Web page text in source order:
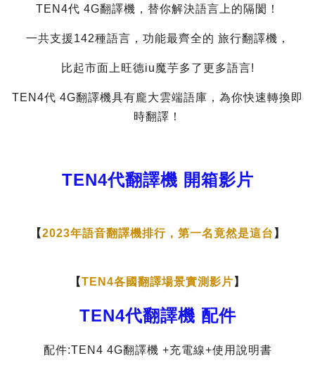
TEN4代 4G翻譯機，替你解決語言上的隔閡！
一共支援142種語言，功能最齊全的 旅行翻譯機，
比起市面上旺德iu魔芋多了更多語言!
TEN4代 4G翻譯機具有龐大雲端語庫，為你快速轉換即
時翻譯！
TEN4代翻譯機 開箱影片
【2023年語音翻譯機排行，第一名竟然是這台 】
【TEN4各國翻譯場景實測影片 】
TEN4代翻譯機 配件
配件:TEN4 4G翻譯機 +充電線+使用說明書